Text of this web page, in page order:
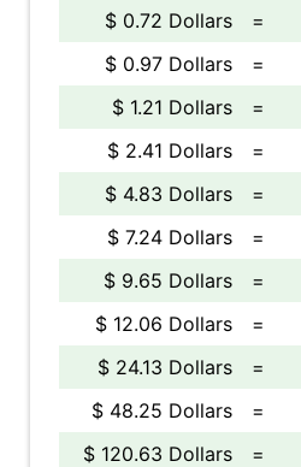
$ 0.72 Dollars
=
$ 0.97 Dollars
=
$ 1.21 Dollars
=
$ 2.41 Dollars
=
$ 4.83 Dollars
=
$ 7.24 Dollars
=
$ 9.65 Dollars
=
$ 12.06 Dollars
=
$ 24.13 Dollars
=
$ 48.25 Dollars
=
$ 120.63 Dollars
=